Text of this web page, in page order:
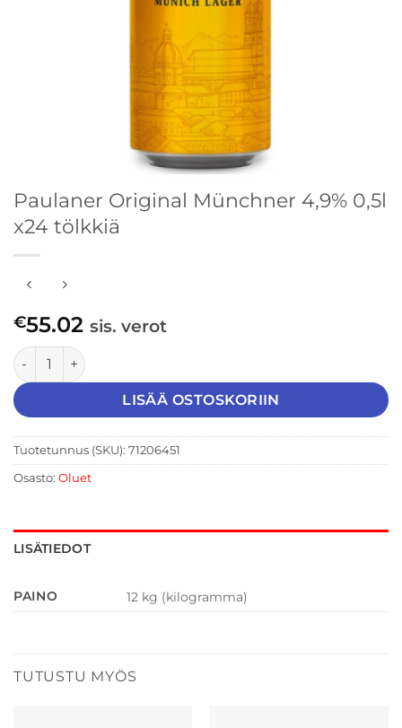
Paulaner Original Münchner 4,9% 0,5l
x24 tölkkiä
€55.02 sis. verot
Paulaner Original Münchner 4,9% 0,5l x24 tölkkiä määrä
LISÄÄ OSTOSKORIIN
Tuotetunnus (SKU): 71206451
Osasto: Oluet
LISÄTIEDOT
PAINO 12 kg (kilogramma)
TUTUSTU MYÖS